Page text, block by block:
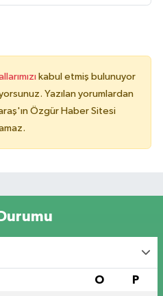
kabul etmiş bulunuyor
Yazılan yorumlardan
Özgür Haber Sitesi
O P